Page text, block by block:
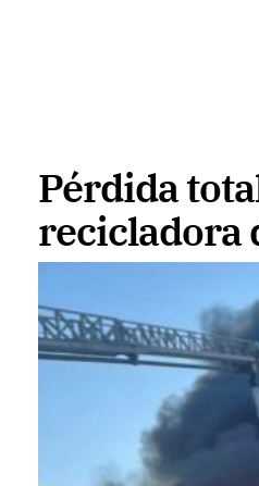
Pérdida
recicladora